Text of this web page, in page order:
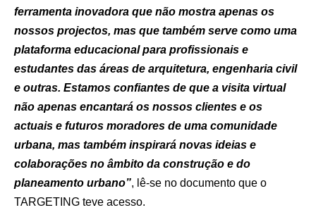
ferramenta inovadora que não mostra apenas os
nossos projectos, mas que também serve como uma
plataforma educacional para profissionais e
estudantes das áreas de arquitetura, engenharia civil
e outras. Estamos confiantes de que a visita virtual
não apenas encantará os nossos clientes e os
actuais e futuros moradores de uma comunidade
urbana, mas também inspirará novas ideias e
colaborações no âmbito da construção e do
planeamento urbano”, lê-se no documento que o
TARGETING teve acesso.